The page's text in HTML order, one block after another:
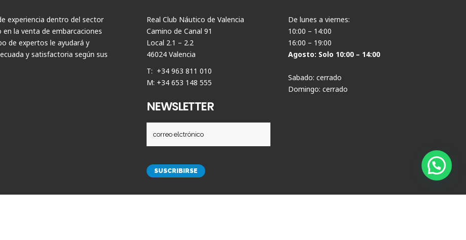
experiencia dentro del sector
la venta de embarcaciones
de expertos le ayudará y
y satisfactoria según sus
Real Club Náutico de Valencia
Camino de Canal 91
Local 2.1 – 2.2
46024 Valencia
T: +34 963 811 010
M: +34 653 148 555
NEWSLETTER
De lunes a viernes:
10:00 – 14:00
16:00 – 19:00
Agosto: Solo 10:00 – 14:00
Sabado: cerrado
Domingo: cerrado